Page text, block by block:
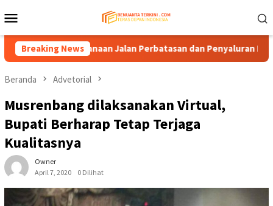
ke
Mobile
Breaking News
Pendanaan Jalan Perbatasan dan Penyaluran DBH
Beranda Advetorial
Musrenbang dilaksanakan Virtual,
Bupati Berharap Tetap Terjaga
Kualitasnya
Owner
April 7, 2020
0 Dilihat